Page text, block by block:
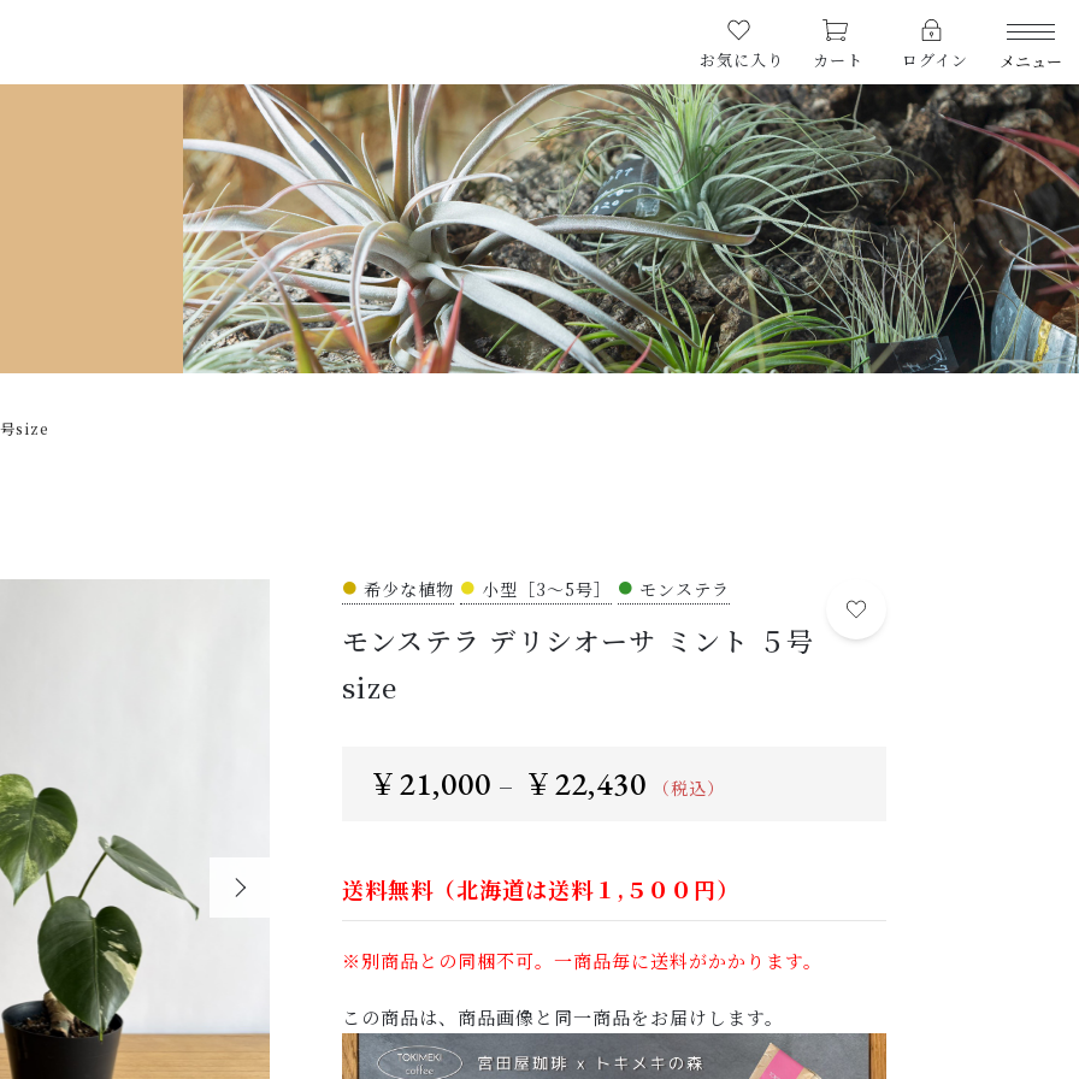
お気に入り カート ログイン メニュー
CATEGORY
カテゴリー
PRODUCTS
商品一覧
RARE
希少な植物
SALE
NEWS
お知らせ
POINT
最近チェックした商品
ORDER HISTORY
SHOP
店舗概要
size
● 希少な植物 ● 小型［3～5号］ ● モンステラ
モンステラ デリシオーサ ミント ５号
size
￥21,000 – ￥22,430 （税込）
送料無料（北海道は送料１,５００円）
※別商品との同梱不可。一商品毎に送料がかかります。
この商品は、商品画像と同一商品をお届けします。
ーサ ミント ５号size
カートを確認する